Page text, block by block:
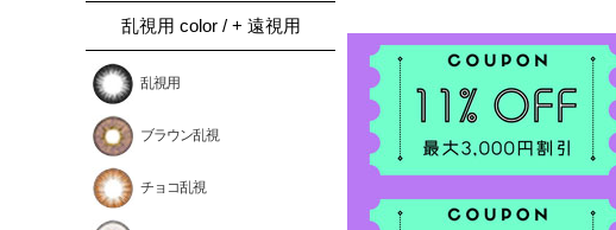
乱視用 color / + 遠視用
乱視用
ブラウン乱視
チョコ乱視